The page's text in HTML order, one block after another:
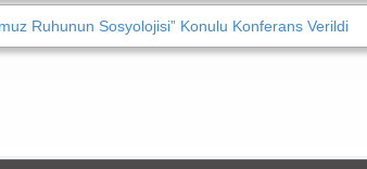
Ruhunun Sosyolojisi” Konulu Konferans Verildi